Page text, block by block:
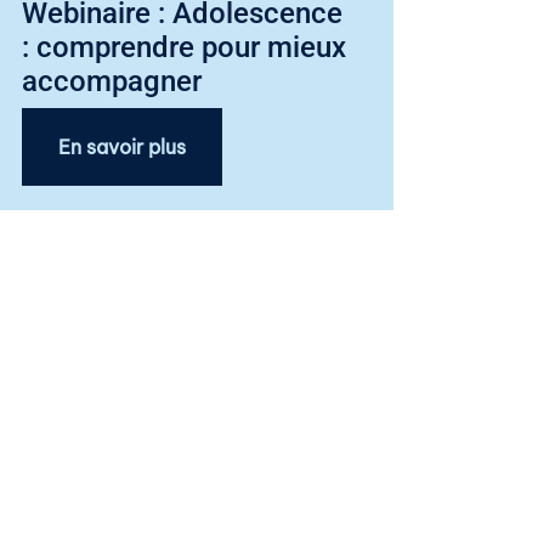
Webinaire : Adolescence
: comprendre pour mieux
accompagner
En savoir plus